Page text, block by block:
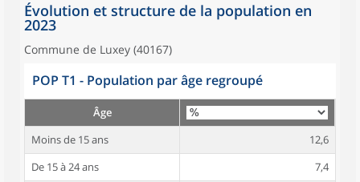
Évolution et structure de la population en
2023
Commune de Luxey (40167)
POP T1 - Population par âge regroupé
Âge
Moins de 15 ans
12,6
De 15 à 24 ans
7,4